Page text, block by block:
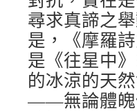
尋求真諦之
是，《摩羅
是《往星中
的冰涼的天
——無論體魄